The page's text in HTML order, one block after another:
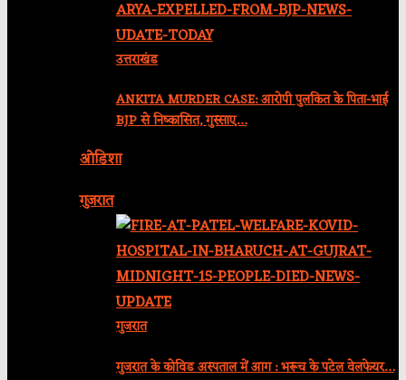
उत्तराखंड
ANKITA MURDER CASE: आरोपी पुलकित के पिता-भाई
BJP से निष्कासित, गुस्साए…
ओडिशा
गुजरात
गुजरात
गुजरात के कोविड अस्पताल में आग : भरूच के पटेल वेलफेयर…